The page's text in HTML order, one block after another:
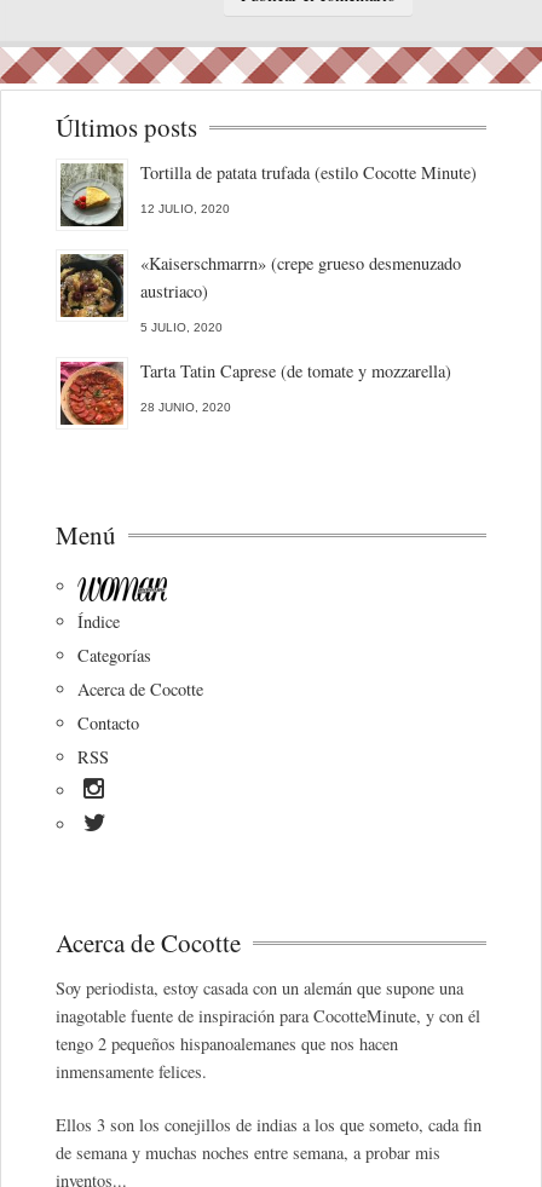
Últimos posts
Tortilla de patata trufada (estilo Cocotte Minute)
12 JULIO, 2020
«Kaiserschmarrn» (crepe grueso desmenuzado
austriaco)
5 JULIO, 2020
Tarta Tatin Caprese (de tomate y mozzarella)
28 JUNIO, 2020
Menú
Índice
Categorías
Acerca de Cocotte
Contacto
RSS
Acerca de Cocotte
Soy periodista, estoy casada con un alemán que supone una
inagotable fuente de inspiración para CocotteMinute, y con él
tengo 2 pequeños hispanoalemanes que nos hacen
inmensamente felices.
Ellos 3 son los conejillos de indias a los que someto, cada fin
de semana y muchas noches entre semana, a probar mis
inventos...